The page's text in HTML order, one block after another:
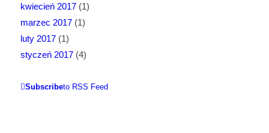
kwiecień 2017(1)
marzec 2017(1)
luty 2017(1)
styczeń 2017(4)
Subscribeto RSS Feed